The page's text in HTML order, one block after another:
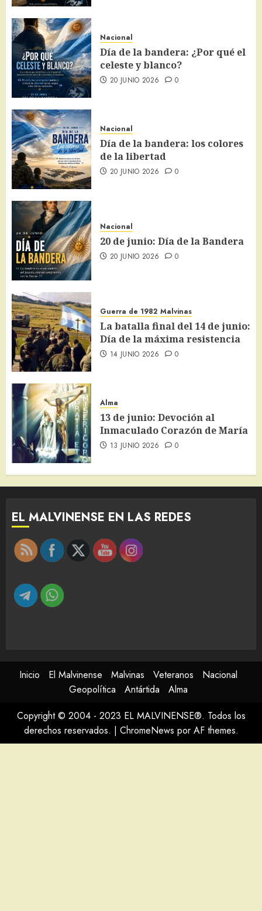
Nacional
Día de la bandera: ¿Por qué el
celeste y blanco?
20 JUNIO 2026 0
Nacional
Día de la bandera: los colores
de la libertad
20 JUNIO 2026 0
Nacional
20 de junio: Día de la Bandera
20 JUNIO 2026 0
Guerra de 1982 Malvinas
La batalla final del 14 de junio:
Día de la máxima resistencia
14 JUNIO 2026 0
Alma
13 de junio: Devoción al
Inmaculado Corazón de María
13 JUNIO 2026 0
EL MALVINENSE EN LAS REDES
Inicio El Malvinense Malvinas Veteranos
Nacional
Geopolítica
Antártida
Alma
Copyright © 2004 - 2023 EL MALVINENSE®. Todos los
derechos reservados. | ChromeNews por AF themes.